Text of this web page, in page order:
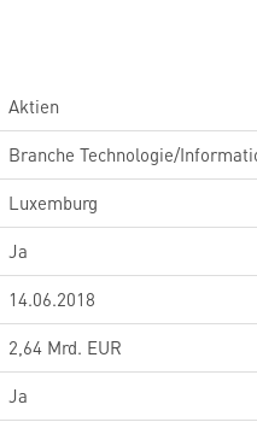
Aktien
Branche Technologie/
Luxemburg
Ja
14.06.2018
2,64 Mrd. EUR
Ja